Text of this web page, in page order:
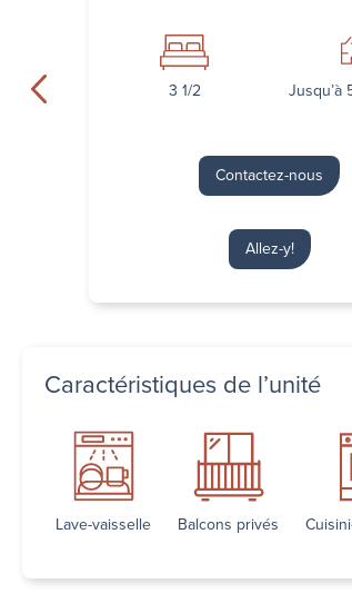
3 1/2 Jusqu’à
Contactez-nous
Allez-y!
Caractéristiques de l’unité
Lave-vaisselle Balcons privés